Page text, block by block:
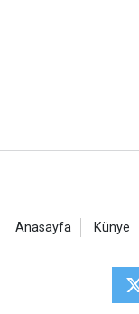
Anasayfa Künye